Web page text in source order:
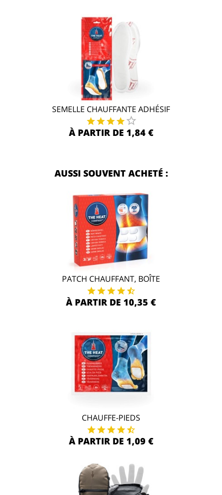
SEMELLE CHAUFFANTE ADHÉSIF
À PARTIR DE 1,84 €
AUSSI SOUVENT ACHETÉ :
PATCH CHAUFFANT, BOÎTE
À PARTIR DE 10,35 €
CHAUFFE-PIEDS
À PARTIR DE 1,09 €